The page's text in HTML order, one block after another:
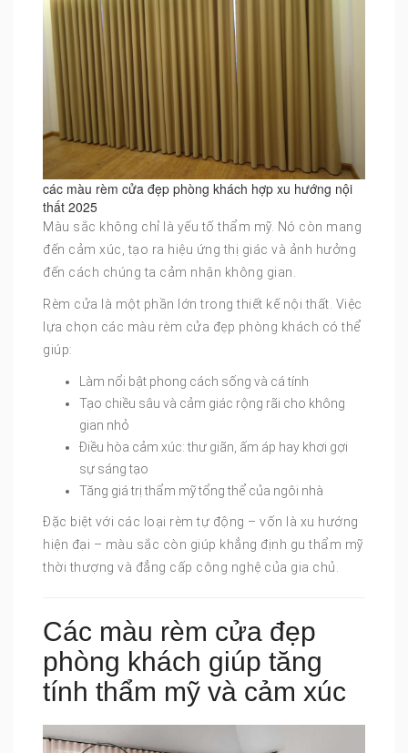
các màu rèm cửa đẹp phòng khách hợp xu hướng nội
thất 2025
Màu sắc không chỉ là yếu tố thẩm mỹ. Nó còn mang
đến cảm xúc, tạo ra hiệu ứng thị giác và ảnh hưởng
đến cách chúng ta cảm nhận không gian.
Rèm cửa là một phần lớn trong thiết kế nội thất. Việc
lựa chọn các màu rèm cửa đẹp phòng khách có thể
giúp:
Làm nổi bật phong cách sống và cá tính
Tạo chiều sâu và cảm giác rộng rãi cho không
gian nhỏ
Điều hòa cảm xúc: thư giãn, ấm áp hay khơi gợi
sự sáng tạo
Tăng giá trị thẩm mỹ tổng thể của ngôi nhà
Đặc biệt với các loại rèm tự động – vốn là xu hướng
hiện đại – màu sắc còn giúp khẳng định gu thẩm mỹ
thời thượng và đẳng cấp công nghệ của gia chủ.
Các màu rèm cửa đẹp
phòng khách giúp tăng
tính thẩm mỹ và cảm xúc